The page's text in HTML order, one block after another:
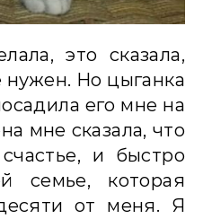
это сказала,
нужен. Но цыганка
его мне на
мне сказала, что
и быстро
семье, которая
от меня. Я